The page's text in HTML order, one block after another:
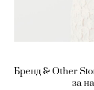
Бренд & Other
за